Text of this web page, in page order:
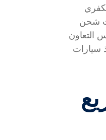
شحن
سيارات